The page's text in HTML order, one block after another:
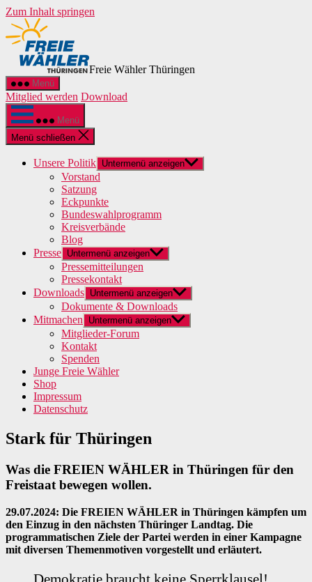
Zum Inhalt springen
Freie Wähler Thüringen
Menü
Mitglied werden Download
Menü
Menü schließen
Unsere Politik Untermenü anzeigen
Vorstand
Satzung
Eckpunkte
Bundeswahlprogramm
Kreisverbände
Blog
Presse Untermenü anzeigen
Pressemitteilungen
Pressekontakt
Downloads Untermenü anzeigen
Dokumente & Downloads
Mitmachen
Untermenü anzeigen
Mitglieder-Forum
Kontakt
Spenden
Junge Freie Wähler
Shop
Impressum
Datenschutz
Stark für Thüringen
Was die FREIEN WÄHLER in Thüringen für den
Freistaat bewegen wollen.
29.07.2024: Die FREIEN WÄHLER in Thüringen kämpfen um
den Einzug in den nächsten Thüringer Landtag. Die
programmatischen Ziele der Partei werden in einer Kampagne
mit diversen Themenmotiven vorgestellt und erläutert.